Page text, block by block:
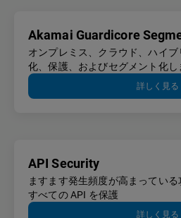
Akamai Guardicore
オンプレミス、クラウド、ハイ
化、保護、およびセグメント化し
詳しく見る
API Security
ますます発生頻度が高まってい
すべての API を保護
詳しく見る